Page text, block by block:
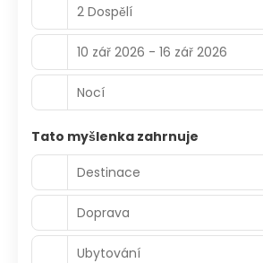
2 Dospělí
10 zář 2026 - 16 zář 2026
Nocí
Tato myšlenka zahrnuje
Destinace
Doprava
Ubytování